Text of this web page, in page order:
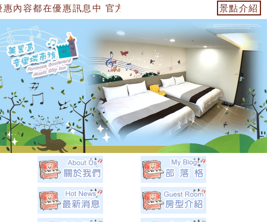
內容都在優惠訊息中 官方網站：https:// 景點介紹